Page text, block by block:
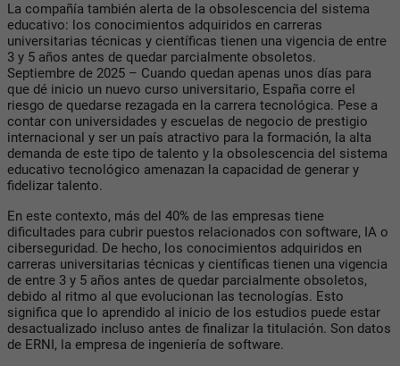
La compañía también alerta de la obsolescencia del sistema
educativo: los conocimientos adquiridos en carreras
universitarias técnicas y científicas tienen una vigencia de entre
3 y 5 años antes de quedar parcialmente obsoletos.
Septiembre de 2025 – Cuando quedan apenas unos días para
que dé inicio un nuevo curso universitario, España corre el
riesgo de quedarse rezagada en la carrera tecnológica. Pese a
contar con universidades y escuelas de negocio de prestigio
internacional y ser un país atractivo para la formación, la alta
demanda de este tipo de talento y la obsolescencia del sistema
educativo tecnológico amenazan la capacidad de generar y
fidelizar talento.
En este contexto, más del 40% de las empresas tiene
dificultades para cubrir puestos relacionados con software, IA o
ciberseguridad. De hecho, los conocimientos adquiridos en
carreras universitarias técnicas y científicas tienen una vigencia
de entre 3 y 5 años antes de quedar parcialmente obsoletos,
debido al ritmo al que evolucionan las tecnologías. Esto
significa que lo aprendido al inicio de los estudios puede estar
desactualizado incluso antes de finalizar la titulación. Son datos
de ERNI, la empresa de ingeniería de software.